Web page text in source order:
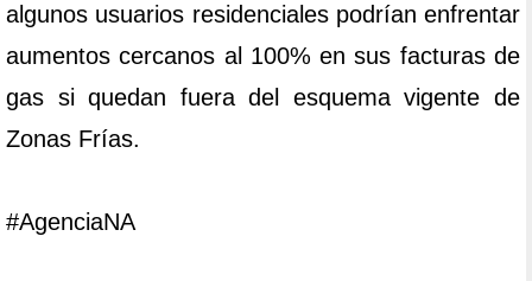
algunos usuarios residenciales podrían enfrentar
aumentos cercanos al 100% en sus facturas de
gas si quedan fuera del esquema vigente de
Zonas Frías.
#AgenciaNA